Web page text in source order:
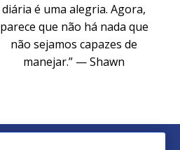
diária é uma alegria. Agora,
parece que não há nada que
não sejamos capazes de
manejar.” — Shawn